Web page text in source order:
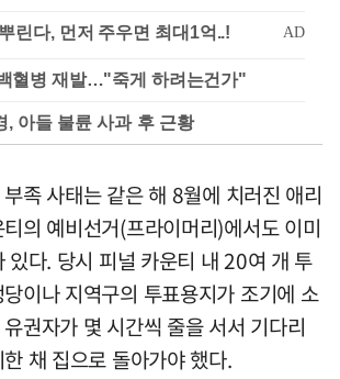
혈병 재발…"죽게 하려는건가"
, 아들 불륜 사과 후 근황
족 사태는 같은 해 8월에 치러진 애리
의 예비선거(프라이머리)에서도 이미
있다. 당시 피널 카운티 내 20여 개 투
이나 지역구의 투표용지가 조기에 소
권자가 몇 시간씩 줄을 서서 기다리
채 집으로 돌아가야 했다.